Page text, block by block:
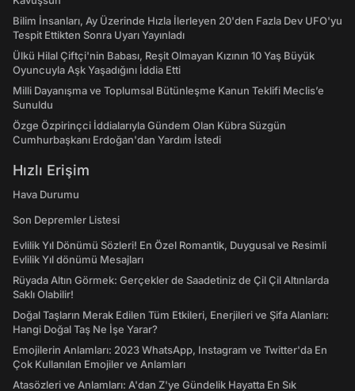
Bilim İnsanları, Ay Üzerinde Hızla İlerleyen 20'den Fazla Dev UFO'yu
Tespit Ettikten Sonra Uyarı Yayınladı
Ülkü Hilal Çiftçi'nin Babası, Reşit Olmayan Kızının 10 Yaş Büyük
Oyuncuyla Aşk Yaşadığını İddia Etti
Milli Dayanışma ve Toplumsal Bütünleşme Kanun Teklifi Meclis’e
Sunuldu
Özge Özpirinçci İddialarıyla Gündem Olan Kübra Süzgün
Cumhurbaşkanı Erdoğan'dan Yardım İstedi
Hızlı Erişim
Hava Durumu
Son Depremler Listesi
Evlilik Yıl Dönümü Sözleri! En Özel Romantik, Duygusal ve Resimli
Evlilik Yıl dönümü Mesajları
Rüyada Altın Görmek: Gerçekler de Saadetiniz de Çil Çil Altınlarda
Saklı Olabilir!
Doğal Taşların Merak Edilen Tüm Etkileri, Enerjileri ve Şifa Alanları:
Hangi Doğal Taş Ne İşe Yarar?
Emojilerin Anlamları: 2023 WhatsApp, Instagram ve Twitter'da En
Çok Kullanılan Emojiler ve Anlamları
Atasözleri ve Anlamları: A'dan Z'ye Gündelik Hayatta En Sık